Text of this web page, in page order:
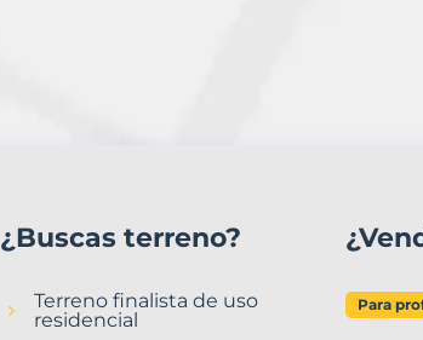
¿Buscas terreno?
Terreno finalista de uso
residencial
Para